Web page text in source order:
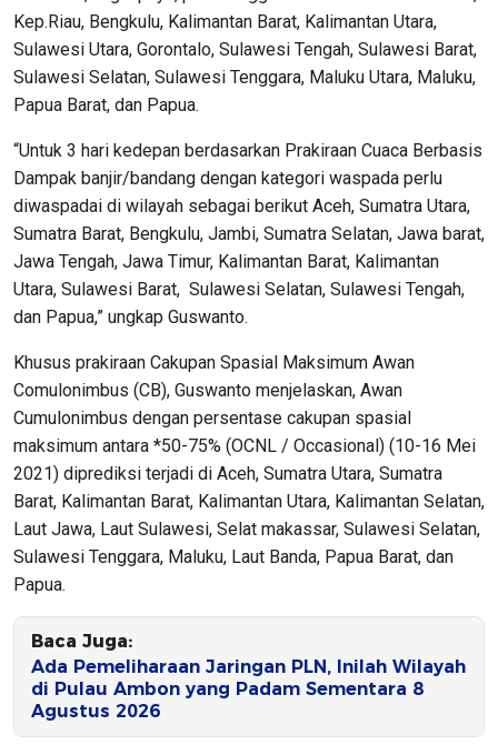
Kep.Riau, Bengkulu, Kalimantan Barat, Kalimantan Utara,
Sulawesi Utara, Gorontalo, Sulawesi Tengah, Sulawesi Barat,
Sulawesi Selatan, Sulawesi Tenggara, Maluku Utara, Maluku,
Papua Barat, dan Papua.
“Untuk 3 hari kedepan berdasarkan Prakiraan Cuaca Berbasis
Dampak banjir/bandang dengan kategori waspada perlu
diwaspadai di wilayah sebagai berikut Aceh, Sumatra Utara,
Sumatra Barat, Bengkulu, Jambi, Sumatra Selatan, Jawa barat,
Jawa Tengah, Jawa Timur, Kalimantan Barat, Kalimantan
Utara, Sulawesi Barat, Sulawesi Selatan, Sulawesi Tengah,
dan Papua,” ungkap Guswanto.
Khusus prakiraan Cakupan Spasial Maksimum Awan
Comulonimbus (CB), Guswanto menjelaskan, Awan
Cumulonimbus dengan persentase cakupan spasial
maksimum antara *50-75% (OCNL / Occasional) (10-16 Mei
2021) diprediksi terjadi di Aceh, Sumatra Utara, Sumatra
Barat, Kalimantan Barat, Kalimantan Utara, Kalimantan Selatan,
Laut Jawa, Laut Sulawesi, Selat makassar, Sulawesi Selatan,
Sulawesi Tenggara, Maluku, Laut Banda, Papua Barat, dan
Papua.
Baca Juga:
Ada Pemeliharaan Jaringan PLN, Inilah Wilayah
di Pulau Ambon yang Padam Sementara 8
Agustus 2026